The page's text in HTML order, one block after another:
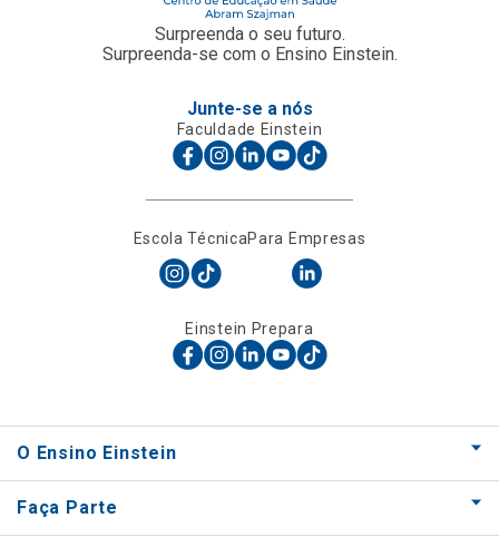
Surpreenda o seu futuro.
Surpreenda-se com o Ensino Einstein.
Junte-se a nós
Faculdade Einstein
Escola TécnicaPara Empresas
Einstein Prepara
O Ensino Einstein
Faça Parte